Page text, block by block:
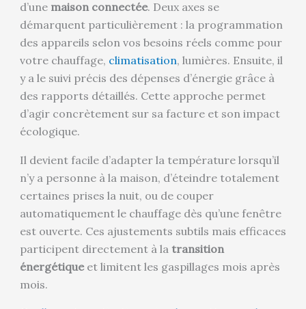
d’une maison connectée. Deux axes se
démarquent particulièrement : la programmation
des appareils selon vos besoins réels comme pour
votre chauffage, climatisation, lumières. Ensuite, il
y a le suivi précis des dépenses d’énergie grâce à
des rapports détaillés. Cette approche permet
d’agir concrètement sur sa facture et son impact
écologique.
Il devient facile d’adapter la température lorsqu’il
n’y a personne à la maison, d’éteindre totalement
certaines prises la nuit, ou de couper
automatiquement le chauffage dès qu’une fenêtre
est ouverte. Ces ajustements subtils mais efficaces
participent directement à la transition
énergétiqueet limitent les gaspillages mois après
mois.